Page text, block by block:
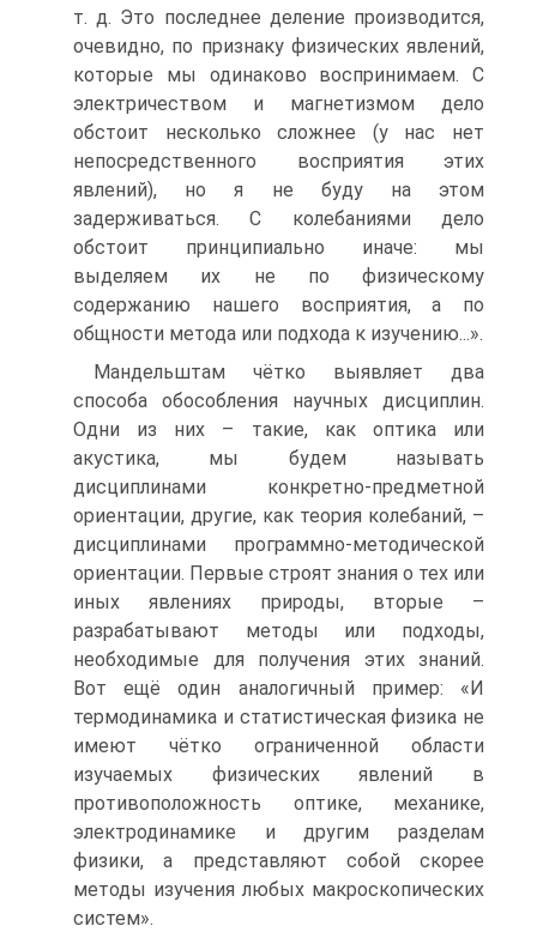
т. д. Это последнее деление производится,
очевидно, по признаку физических явлений,
которые мы одинаково воспринимаем. С
электричеством и магнетизмом дело
обстоит несколько сложнее (у нас нет
непосредственного восприятия этих
явлений), но я не буду на этом
задерживаться. С колебаниями дело
обстоит принципиально иначе: мы
выделяем их не по физическому
содержанию нашего восприятия, а по
общности метода или подхода к изучению...».
Мандельштам чётко выявляет два
способа обособления научных дисциплин.
Одни из них – такие, как оптика или
акустика, мы будем называть
дисциплинами конкретно-предметной
ориентации, другие, как теория колебаний, –
дисциплинами программно-методической
ориентации. Первые строят знания о тех или
иных явлениях природы, вторые –
разрабатывают методы или подходы,
необходимые для получения этих знаний.
Вот ещё один аналогичный пример: «И
термодинамика и статистическая физика не
имеют чётко ограниченной области
изучаемых физических явлений в
противоположность оптике, механике,
электродинамике и другим разделам
физики, а представляют собой скорее
методы изучения любых макроскопических
систем».